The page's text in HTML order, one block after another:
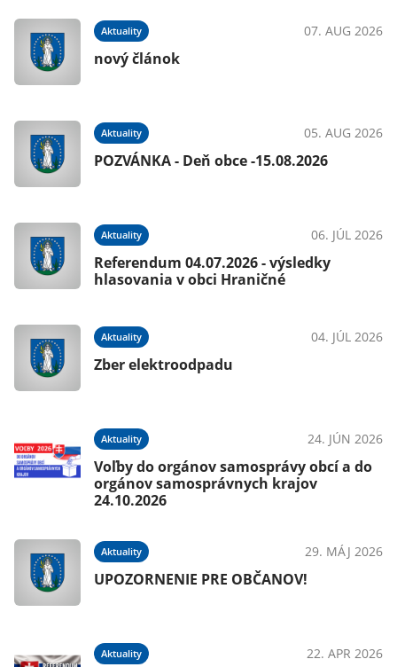
Aktuality 07. AUG 2026
nový článok
Aktuality 05. AUG 2026
POZVÁNKA - Deň obce -15.08.2026
Aktuality 06. JÚL 2026
Referendum 04.07.2026 - výsledky
hlasovania v obci Hraničné
Aktuality 04. JÚL 2026
Zber elektroodpadu
Aktuality 24. JÚN 2026
Voľby do orgánov samosprávy obcí a do
orgánov samosprávnych krajov
24.10.2026
Aktuality 29. MÁJ 2026
UPOZORNENIE PRE OBČANOV!
Aktuality 22. APR 2026